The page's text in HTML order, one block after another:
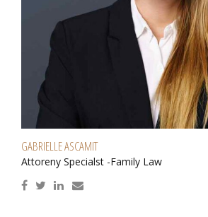
GABRIELLE ASCAMIT
Attoreny Specialst -Family Law